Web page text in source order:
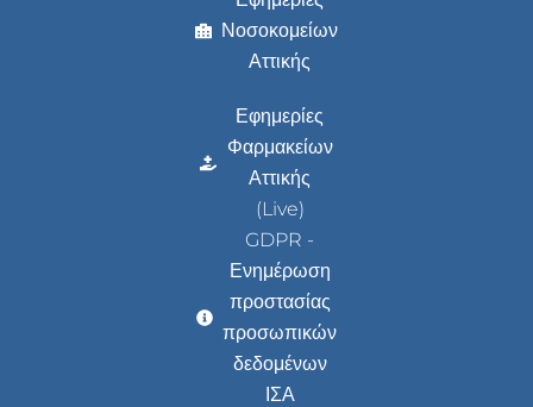
Νοσοκομείων
Αττικής
Εφημερίες
Φαρμακείων
Αττικής
(Live)
GDPR -
Ενημέρωση
προστασίας
προσωπικών
δεδομένων
ΙΣΑ